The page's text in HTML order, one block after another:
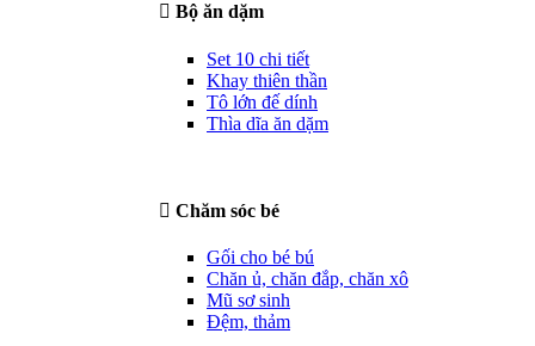
Bộ ăn dặm
Set 10 chi tiết
Khay thiên thần
Tô lớn đế dính
Thìa dĩa ăn dặm
Chăm sóc bé
Gối cho bé bú
Chăn ủ, chăn đắp, chăn xô
Mũ sơ sinh
Đệm, thảm